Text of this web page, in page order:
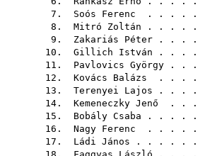
7. Soós Ferenc . . . . .
8. Mitró Zoltán . . . . .
9. Zakariás Péter . . . .
10. Gillich István . . . .
11. Pavlovics György . . .
12. Kovács Balázs . . . .
13. Terenyei Lajos . . . .
14. Kemeneczky Jenő . . .
15. Bobály Csaba . . . . .
16. Nagy Ferenc . . . . .
17. Ládi János . . . . . .